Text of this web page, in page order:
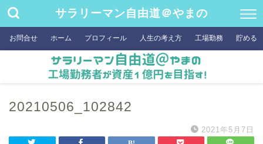
サラリーマン自由道＠やまの
お問合せ ホーム プロフィール 人生の考え方 工場勤務 貯める
20210506_102842
2021年5月7日